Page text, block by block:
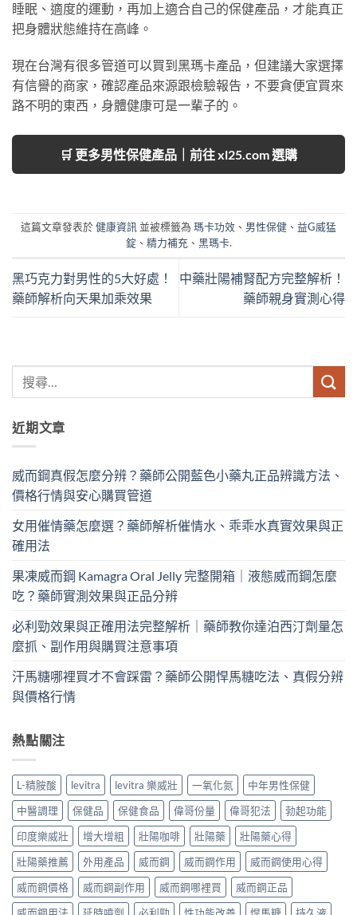
睡眠、適度的運動，再加上適合自己的保健產品，才能真正
把身體狀態維持在高峰。
現在台灣有很多管道可以買到黑瑪卡產品，但建議大家選擇
有信譽的商家，確認產品來源跟檢驗報告，不要貪便宜買來
路不明的東西，身體健康可是一輩子的。
🛒 更多男性保健產品｜前往 xl25.com 選購
這篇文章發表於健康資訊 並被標籤為 瑪卡功效 、 男性保健 、 益G威猛
錠 、 精力補充、 黑瑪卡.
黑巧克力對男性的5大好處！
藥師解析向天果加乘效果
中藥壯陽補腎配方完整解析！
藥師親身實測心得
近期文章
威而鋼真假怎麼分辨？藥師公開藍色小藥丸正品辨識方法、
價格行情與安心購買管道
女用催情藥怎麼選？藥師解析催情水、乖乖水真實效果與正
確用法
果凍威而鋼 Kamagra Oral Jelly 完整開箱｜液態威而鋼怎麼
吃？藥師實測效果與正品分辨
必利勁效果與正確用法完整解析｜藥師教你達泊西汀劑量怎
麼抓、副作用與購買注意事項
汗馬糖哪裡買才不會踩雷？藥師公開悍馬糖吃法、真假分辨
與價格行情
熱點關注
L-精胺酸 levitra levitra 樂威壯 一氧化氮
中年男性保健
中醫調理
保健品 保健食品 偉哥份量 偉哥犯法
勃起功能
印度樂威壯
增大增粗 壯陽咖啡 壯陽藥
壯陽藥心得
壯陽藥推薦
外用產品 威而鋼 威而鋼作用
威而鋼使用心得
威而鋼價格
威而鋼副作用 威而鋼哪裡買
威而鋼正品
威而鋼用法
延時噴劑 必利勁 性功能改善 悍馬糖 持久液